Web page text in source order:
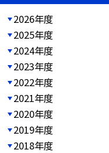
2026年度
2025年度
2024年度
2023年度
2022年度
2021年度
2020年度
2019年度
2018年度